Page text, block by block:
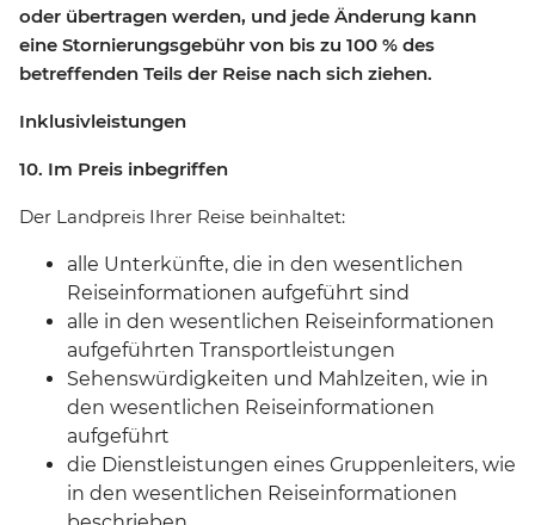
oder übertragen werden, und jede Änderung kann
eine Stornierungsgebühr von bis zu 100 % des
betreffenden Teils der Reise nach sich ziehen.
Inklusivleistungen
10. Im Preis inbegriffen
Der Landpreis Ihrer Reise beinhaltet:
alle Unterkünfte, die in den wesentlichen
Reiseinformationen aufgeführt sind
alle in den wesentlichen Reiseinformationen
aufgeführten Transportleistungen
Sehenswürdigkeiten und Mahlzeiten, wie in
den wesentlichen Reiseinformationen
aufgeführt
die Dienstleistungen eines Gruppenleiters, wie
in den wesentlichen Reiseinformationen